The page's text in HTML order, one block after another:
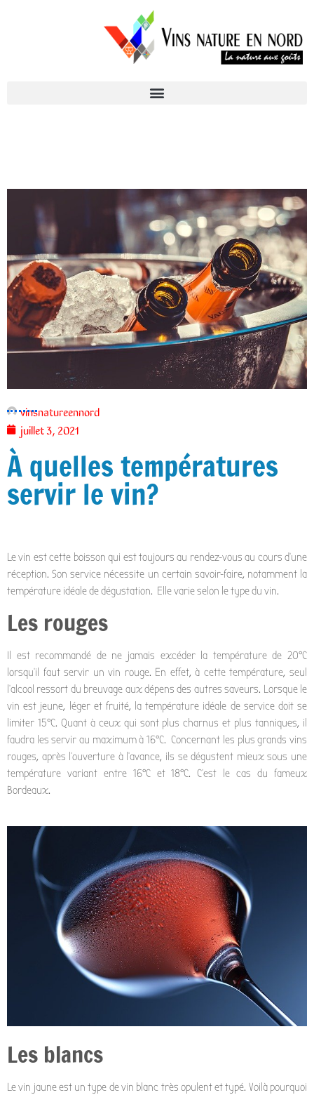
vinsnatureennord
juillet 3, 2021
À quelles températures
servir le vin?
Le vin est cette boisson qui est toujours au rendez-vous au cours d’une
réception. Son service nécessite un certain savoir-faire, notamment la
température idéale de dégustation. Elle varie selon le type du vin.
Les rouges
Il est recommandé de ne jamais excéder la température de 20°C
lorsqu’il faut servir un vin rouge. En effet, à cette température, seul
l’alcool ressort du breuvage aux dépens des autres saveurs. Lorsque le
vin est jeune, léger et fruité, la température idéale de service doit se
limiter 15°C. Quant à ceux qui sont plus charnus et plus tanniques, il
faudra les servir au maximum à 16°C. Concernant les plus grands vins
rouges, après l’ouverture à l’avance, ils se dégustent mieux sous une
température variant entre 16°C et 18°C. C’est le cas du fameux
Bordeaux.
Les blancs
Le vin jaune est un type de vin blanc très opulent et typé. Voilà pourquoi